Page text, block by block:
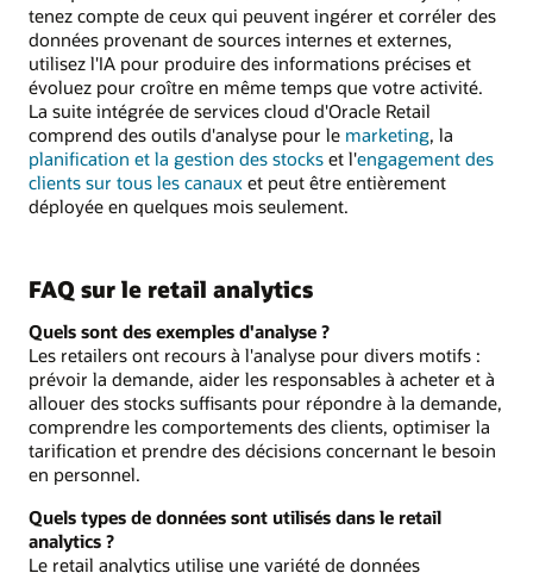
tenez compte de ceux qui peuvent ingérer et corréler des
données provenant de sources internes et externes,
utilisez l'IA pour produire des informations précises et
évoluez pour croître en même temps que votre activité.
La suite intégrée de services cloud d'Oracle Retail
comprend des outils d'analyse pour le marketing, la
planification et la gestion des stocks et l'engagement des
clients sur tous les canaux et peut être entièrement
déployée en quelques mois seulement.
FAQ sur le retail analytics
Quels sont des exemples d'analyse ?
Les retailers ont recours à l'analyse pour divers motifs :
prévoir la demande, aider les responsables à acheter et à
allouer des stocks suffisants pour répondre à la demande,
comprendre les comportements des clients, optimiser la
tarification et prendre des décisions concernant le besoin
en personnel.
Quels types de données sont utilisés dans le retail
analytics ?
Le retail analytics utilise une variété de données